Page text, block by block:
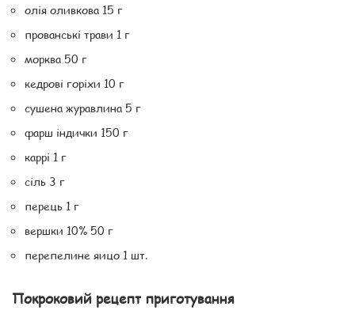
олія оливкова 15 г
прованські трави 1 г
морква 50 г
кедрові горіхи 10 г
сушена журавлина 5 г
фарш індички 150 г
каррі 1 г
сіль 3 г
перець 1 г
вершки 10% 50 г
перепелине яицо 1 шт.
Покроковий рецепт приготування